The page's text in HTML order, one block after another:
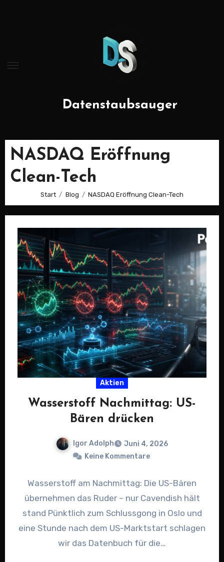
Datenstaubsauger
NASDAQ Eröffnung
Clean-Tech
Start Blog NASDAQ Eröffnung Clean-Tech
Aktien
Wasserstoff Nachmittag: US-
Bären drücken
Igor Adolph
Juni 4, 2026
Keine Kommentare
Wasserstoff am Nachmittag: Die US-Bären
übernehmen das Ruder – nur Cavendish hält
stand Pünktlich zum Schlussgong in Oslo und
eine Stunde nach dem US-Marktstart schlagen
wir das Datenbuch für die…